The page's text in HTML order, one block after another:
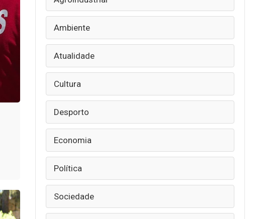
Ambiente
Atualidade
Cultura
Desporto
Economia
Política
Sociedade